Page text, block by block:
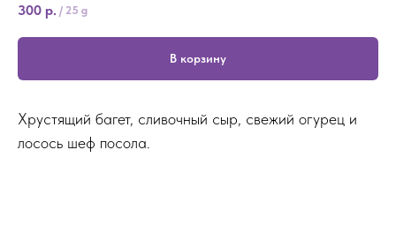
300 р. / 25 g
В корзину
Хрустящий багет, сливочный сыр, свежий огурец и
лосось шеф посола.